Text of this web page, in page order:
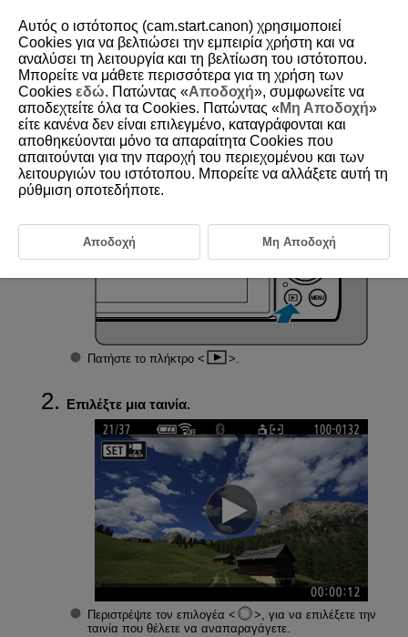
D292-113
Αναπαραγωγή ταινίας
Μεταβείτε στην αναπαραγωγή.
Πατήστε το πλήκτρο
Επιλέξτε μια ταινία.
Περιστρέψτε τον επιλογέα
, για να επιλέξετε την
ταινία που θέλετε να αναπαραγάγετε.
Αυτός ο ιστότοπος (cam.start.canon) χρησιμοποιεί
Cookies για να βελτιώσει την εμπειρία χρήστη και να
αναλύσει τη λειτουργία και τη βελτίωση του ιστότοπου.
Μπορείτε να μάθετε περισσότερα για τη χρήση των
Cookies εδώ. Πατώντας «Αποδοχή», συμφωνείτε να
αποδεχτείτε όλα τα Cookies. Πατώντας «Μη Αποδοχή»
είτε κανένα δεν είναι επιλεγμένο, καταγράφονται και
αποθηκεύονται μόνο τα απαραίτητα Cookies που
απαιτούνται για την παροχή του περιεχομένου και των
λειτουργιών του ιστότοπου. Μπορείτε να αλλάξετε αυτή τη
ρύθμιση οποτεδήποτε.
Αποδοχή Μη Αποδοχή